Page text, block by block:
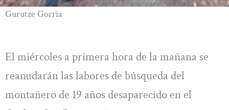
Gurutze Gorria
El miércoles a primera hora de la mañana se
reanudarán las labores de búsqueda del
montañero de 19 años desaparecido en el